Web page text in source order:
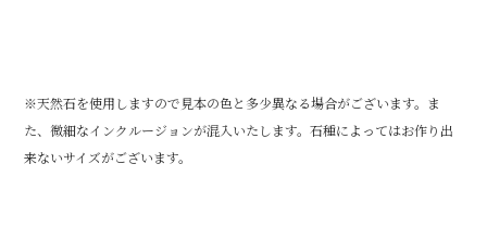
※天然石を使用しますので見本の色と多少異なる場合がございます。ま
た、微細なインクルージョンが混入いたします。石種によってはお作り出
来ないサイズがございます。